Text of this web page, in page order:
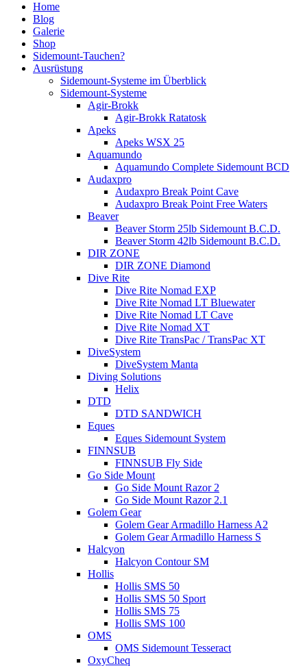
Home
Blog
Galerie
Shop
Sidemount-Tauchen?
Ausrüstung
Sidemount-Systeme im Überblick
Sidemount-Systeme
Agir-Brokk
Agir-Brokk Ratatosk
Apeks
Apeks WSX 25
Aquamundo
Aquamundo Complete Sidemount BCD
Audaxpro
Audaxpro Break Point Cave
Audaxpro Break Point Free Waters
Beaver
Beaver Storm 25lb Sidemount B.C.D.
Beaver Storm 42lb Sidemount B.C.D.
DIR ZONE
DIR ZONE Diamond
Dive Rite
Dive Rite Nomad EXP
Dive Rite Nomad LT Bluewater
Dive Rite Nomad LT Cave
Dive Rite Nomad XT
Dive Rite TransPac / TransPac XT
DiveSystem
DiveSystem Manta
Diving Solutions
Helix
DTD
DTD SANDWICH
Eques
Eques Sidemount System
FINNSUB
FINNSUB Fly Side
Go Side Mount
Go Side Mount Razor 2
Go Side Mount Razor 2.1
Golem Gear
Golem Gear Armadillo Harness A2
Golem Gear Armadillo Harness S
Halcyon
Halcyon Contour SM
Hollis
Hollis SMS 50
Hollis SMS 50 Sport
Hollis SMS 75
Hollis SMS 100
OMS
OMS Sidemount Tesseract
OxyCheq